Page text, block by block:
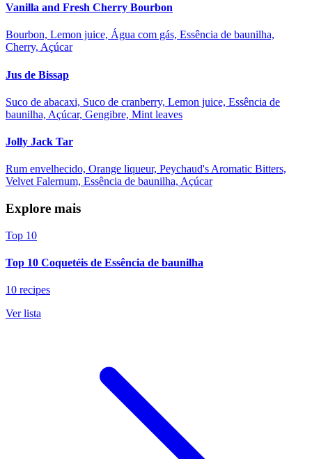
Vanilla and Fresh Cherry Bourbon
Bourbon, Lemon juice, Água com gás, Essência de baunilha,
Cherry, Açúcar
Jus de Bissap
Suco de abacaxi, Suco de cranberry, Lemon juice, Essência de
baunilha, Açúcar, Gengibre, Mint leaves
Jolly Jack Tar
Rum envelhecido, Orange liqueur, Peychaud's Aromatic Bitters,
Velvet Falernum, Essência de baunilha, Açúcar
Explore mais
Top 10
Top 10 Coquetéis de Essência de baunilha
10 recipes
Ver lista